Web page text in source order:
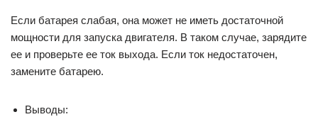
Если батарея слабая, она может не иметь достаточной
мощности для запуска двигателя. В таком случае, зарядите
ее и проверьте ее ток выхода. Если ток недостаточен,
замените батарею.
Выводы: